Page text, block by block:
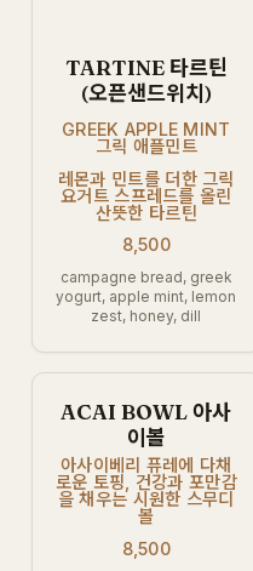
TARTINE 타르틴
(오픈샌드위치)
GREEK APPLE MINT
그릭 애플민트
레몬과 민트를 더한 그릭
요거트 스프레드를 올린
산뜻한 타르틴
8,500
campagne bread, greek
yogurt, apple mint, lemon
zest, honey, dill
ACAI BOWL 아사
이볼
아사이베리 퓨레에 다채
로운 토핑, 건강과 포만감
을 채우는 시원한 스무디
볼
8,500